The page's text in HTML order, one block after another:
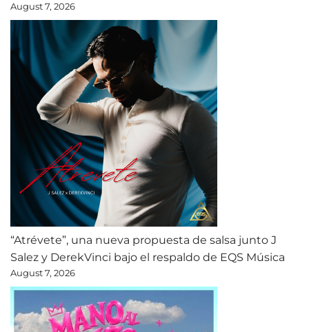
August 7, 2026
“Atrévete”, una nueva propuesta de salsa junto J
Salez y DerekVinci bajo el respaldo de EQS Música
August 7, 2026